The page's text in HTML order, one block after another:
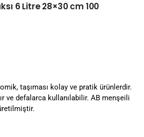
6 Litre 28×30 cm 100
taşıması kolay ve pratik ürünlerdir.
ve defalarca kullanılabilir. AB menşeili